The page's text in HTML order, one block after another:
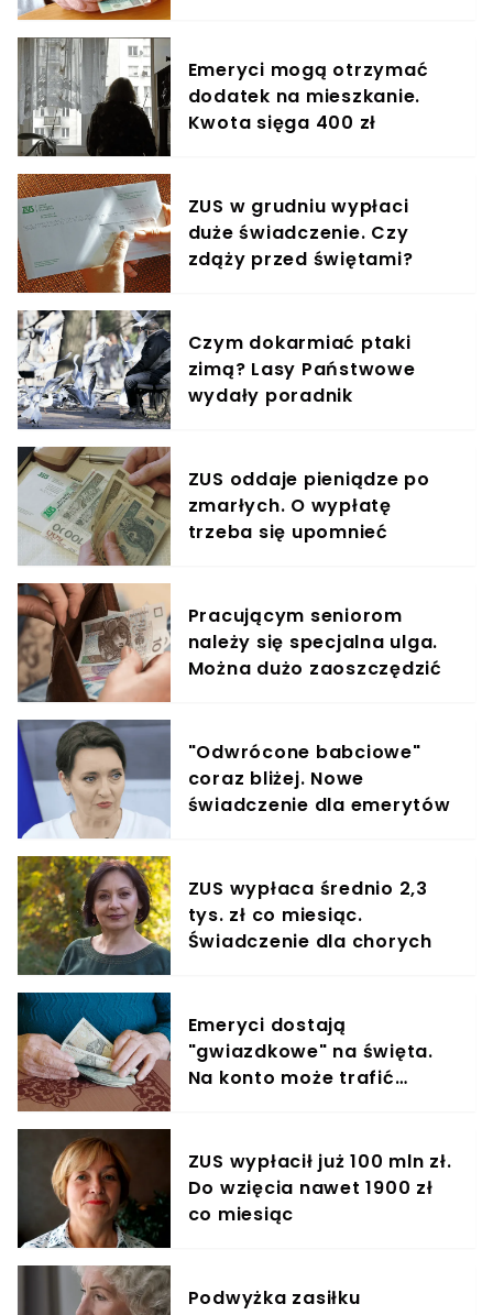
Emeryci mogą otrzymać
dodatek na mieszkanie.
Kwota sięga 400 zł
ZUS w grudniu wypłaci
duże świadczenie. Czy
zdąży przed świętami?
Czym dokarmiać ptaki
zimą? Lasy Państwowe
wydały poradnik
ZUS oddaje pieniądze po
zmarłych. O wypłatę
trzeba się upomnieć
Pracującym seniorom
należy się specjalna ulga.
Można dużo zaoszczędzić
"Odwrócone babciowe"
coraz bliżej. Nowe
świadczenie dla emerytów
ZUS wypłaca średnio 2,3
tys. zł co miesiąc.
Świadczenie dla chorych
Emeryci dostają
"gwiazdkowe" na święta.
Na konto może trafić
ZUS wypłacił już 100 mln zł.
Do wzięcia nawet 1900 zł
co miesiąc
Podwyżka zasiłku